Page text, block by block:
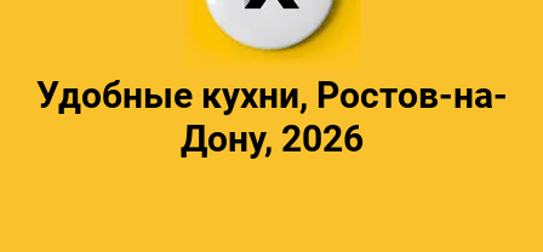
Удобные кухни, Ростов-на-
Дону, 2026